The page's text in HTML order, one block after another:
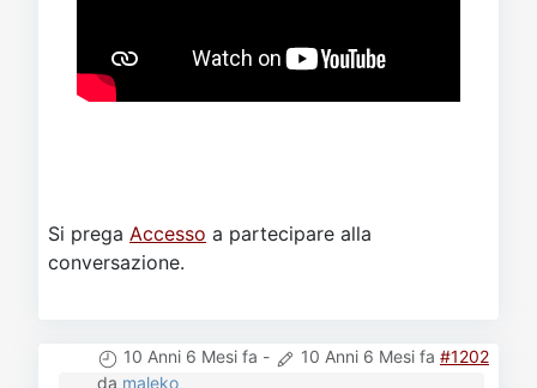
Si prega Accesso a partecipare alla
conversazione.
10 Anni 6 Mesi fa - 10 Anni 6 Mesi fa #1202
da maleko